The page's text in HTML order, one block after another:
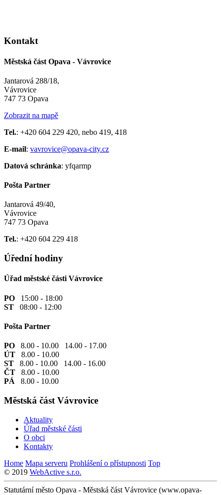
Kontakt
Městská část Opava - Vávrovice
Jantarová 288/18,
Vávrovice
747 73 Opava
Zobrazit na mapě
Tel.: +420 604 229 420, nebo 419, 418
E-mail: vavrovice@opava-city.cz
Datová schránka: yfqarmp
Pošta Partner
Jantarová 49/40,
Vávrovice
747 73 Opava
Tel.: +420 604 229 418
Úřední hodiny
Úřad městské části Vávrovice
PO 15:00 - 18:00
ST 08:00 - 12:00
Pošta Partner
PO 8.00 - 10.00 14.00 - 17.00
ÚT 8.00 - 10.00
ST 8.00 - 10.00 14.00 - 16.00
ČT 8.00 - 10.00
PÁ 8.00 - 10.00
Městská část Vávrovice
Aktuality
Úřad městské části
O obci
Kontakty
Home Mapa serveru Prohlášení o přístupnosti Top
© 2019 WebActive s.r.o.
Statutární město Opava - Městská část Vávrovice (www.opava-